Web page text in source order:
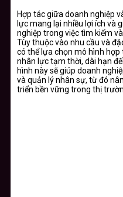
Hợp tác giữa doanh nghiệp
lực mang lại nhiều lợi ích và
nghiệp trong việc tìm kiếm
Tùy thuộc vào nhu cầu và
có thể lựa chọn mô hình
nhân lực tạm thời, dài hạn
hình này sẽ giúp doanh
và quản lý nhân sự, từ đó
triển bền vững trong thị